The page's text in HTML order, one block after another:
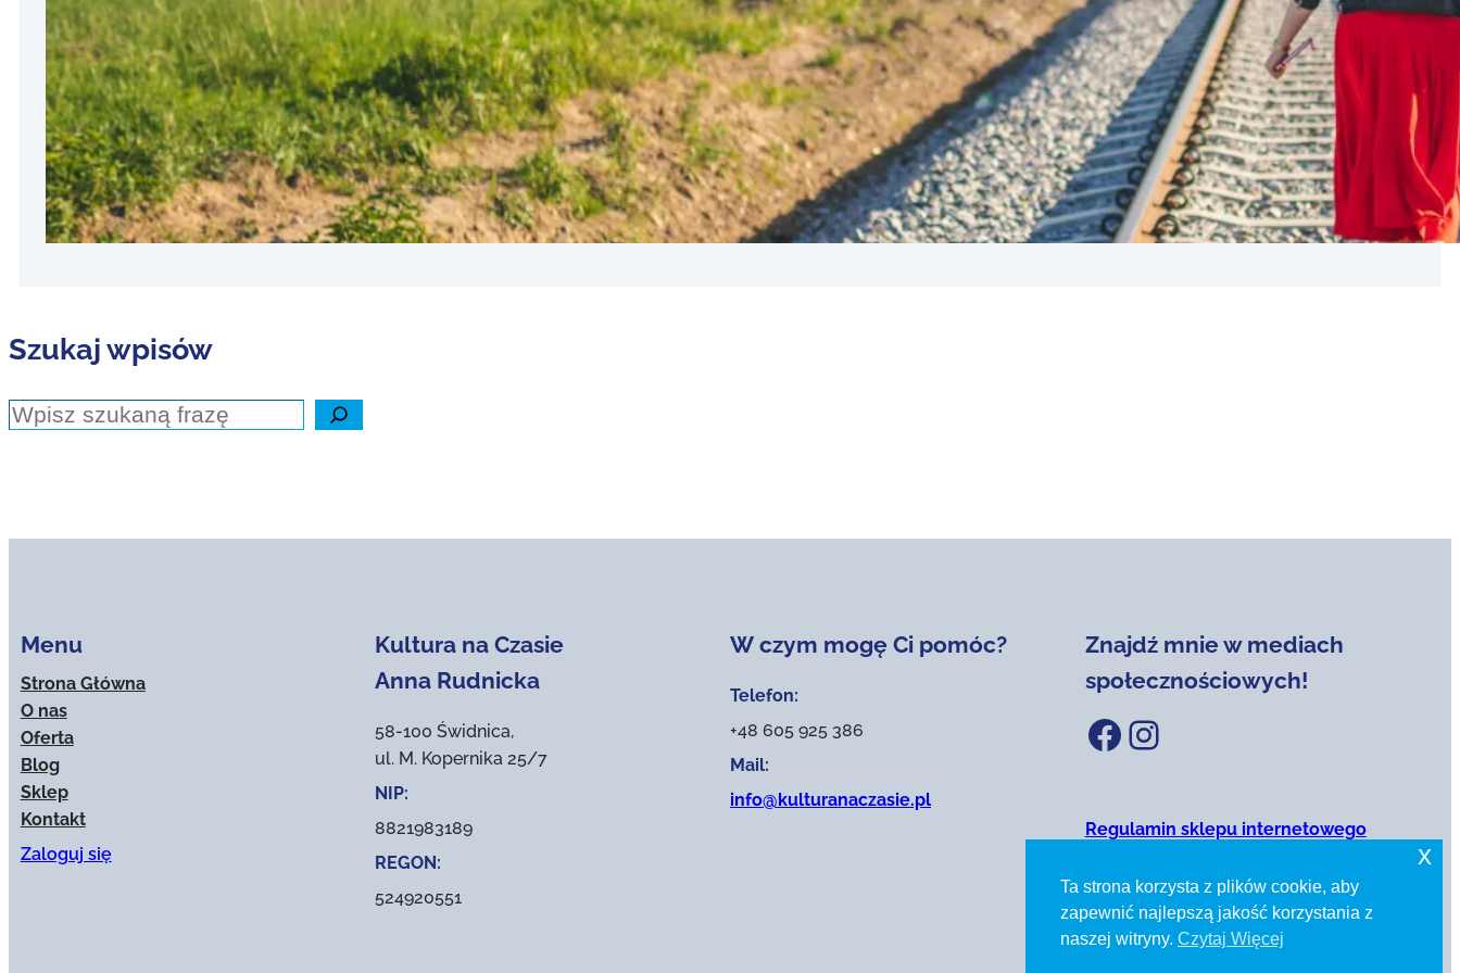
3 stycznia 2022
Witajcie w naszej bajce! Witajcie w Nowym Roku! Gotowi na stare-nowe wyzwania? Praca w instytucji kultury ma pewną
powtarzalność, w końcu sprawozdania, raporty i zestawienia szykujemy co roku. Ale każdy rok budżetowy lub sezon
artystyczny sprawia kadrze zarządzającej jakieś psikusy. No dobra, wyzwania… Moje tegoroczne typy – kolejność
przypadkowa.Czytaj dalej
Szukaj wpisów
Szukaj
Menu
Strona Główna
O nas
Oferta
Blog
Sklep
Kontakt
Zaloguj się
Kultura na Czasie
Anna Rudnicka
58-100 Świdnica,
ul. M. Kopernika 25/7
NIP:
8821983189
REGON:
524920551
W czym mogę Ci pomóc?
Telefon:
+48 605 925 386
Mail:
info@kulturanaczasie.pl
Znajdź mnie w mediach
społecznościowych!
Facebook Instagram
Regulamin sklepu internetowego
Polityka prywatności
Ta strona korzysta z plików cookie, aby
zapewnić najlepszą jakość korzystania z
naszej witryny. Czytaj Więcej
x